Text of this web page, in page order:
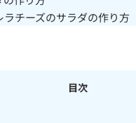
ラチーズのサラダの作り方
目次